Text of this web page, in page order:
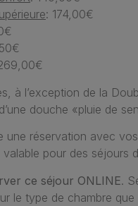
: 174,00€
à l’exception de la
douche «pluie de
une réservation avec
pour des séjours
ce séjour ONLINE.
le type de chambre